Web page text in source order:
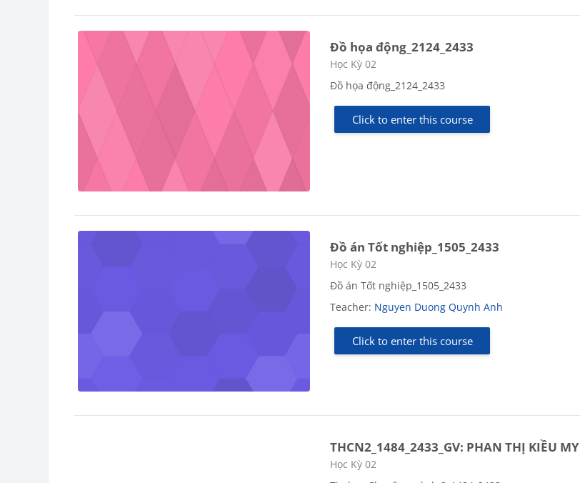
Đồ họa động_2124_2433
Course category
Học Kỳ 02
Đồ họa động_2124_2433
Click to enter this course
Đồ án Tốt nghiệp_1505_2433
Course category
Học Kỳ 02
Đồ án Tốt nghiệp_1505_2433
Teacher: Nguyen Duong Quynh Anh
Click to enter this course
THCN2_1484_2433_GV: PHAN THỊ KIỀU MY
Course category
Học Kỳ 02